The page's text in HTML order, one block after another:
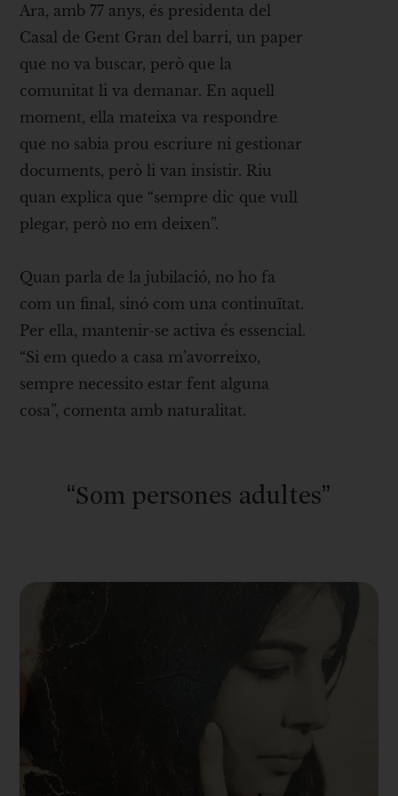
Ara, amb 77 anys, és presidenta del
Casal de Gent Gran del barri, un paper
que no va buscar, però que la
comunitat li va demanar. En aquell
moment, ella mateixa va respondre
que no sabia prou escriure ni gestionar
documents, però li van insistir. Riu
quan explica que “sempre dic que vull
plegar, però no em deixen”.
Quan parla de la jubilació, no ho fa
com un final, sinó com una continuïtat.
Per ella, mantenir-se activa és essencial.
“Si em quedo a casa m’avorreixo,
sempre necessito estar fent alguna
cosa”, comenta amb naturalitat.
“Som persones adultes”